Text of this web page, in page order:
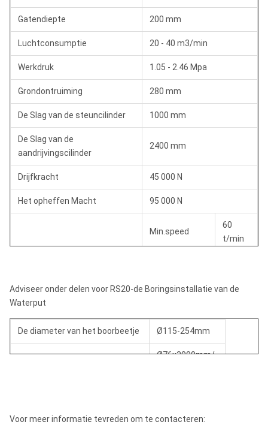
Gatendiepte 200 mm
Luchtconsumptie 20 - 40 m3/min
Werkdruk 1.05 - 2.46 Mpa
Grondontruiming 280 mm
De Slag van de steuncilinder 1000 mm
De Slag van de
aandrijvingscilinder
2400 mm
Drijfkracht 45 000 N
Het opheffen Macht 95 000 N
Min.speed
60
t/min
Omwentelingstorsie
Macht 92kw/2200rpm
Adviseer onder delen voor RS20-de Boringsinstallatie van de
Waterput
De diameter van het boorbeetje Ø115-254mm
Ø76x3000mm/
Voor meer informatie tevreden om te contacteren: